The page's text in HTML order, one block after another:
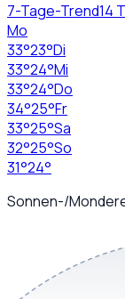
7-Tage-Trend14
Mo
33°23°Di
33°24°Mi
33°24°Do
34°25°Fr
33°25°Sa
32°25°So
31°24°
Sonnen-/